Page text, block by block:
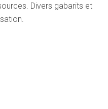
Divers gabarits et